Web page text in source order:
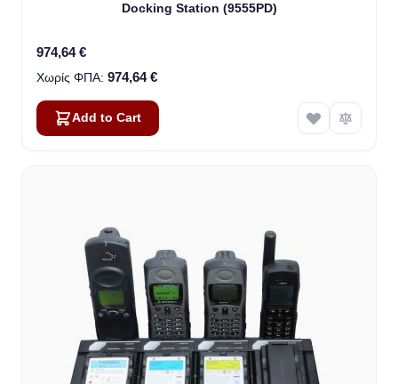
Docking Station (9555PD)
974,64 €
974,64 €
Add to Cart